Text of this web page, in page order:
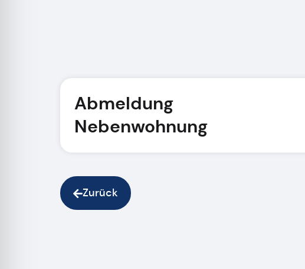
Abmeldung
Nebenwohnung
Zurück